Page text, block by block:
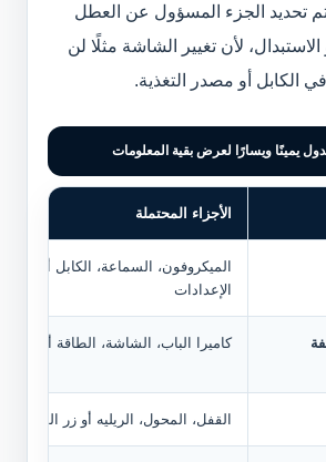
تحديد الجزء المسؤول عن العطل
لأن تغيير الشاشة مثلًا لن
الكابل أو مصدر التغذية.
يمينًا ويسارًا لعرض بقية المعلومات
الأجزاء المحتملة
الميكروفون، السماعة، الكابل أو
الإعدادات
كاميرا الباب، الشاشة، الطاقة أو الكابل
القفل، المحول، الريليه أو زر الفتح